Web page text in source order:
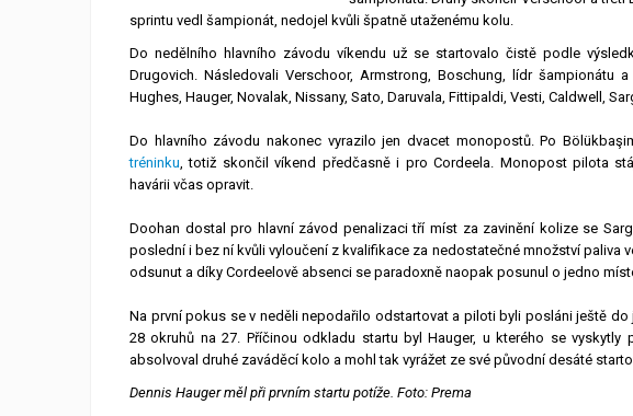
sprintu vedl šampionát, nedojel kvůli špatně utaženému kolu.
Do nedělního hlavního závodu víkendu už se startovalo čistě podle
Drugovich. Následovali Verschoor, Armstrong, Boschung, lídr šampionátu a
Hughes, Hauger, Novalak, Nissany, Sato, Daruvala, Fittipaldi, Vesti, Caldwell,
Do hlavního závodu nakonec vyrazilo jen dvacet monopostů. Po
tréninku, totiž skončil víkend předčasně i pro Cordeela. Monopost pilota
havárii včas opravit.
Doohan dostal pro hlavní závod penalizaci tří míst za zavinění kolize se
poslední i bez ní kvůli vyloučení z kvalifikace za nedostatečné množství paliva
odsunut a díky Cordeelově absenci se paradoxně naopak posunul o jedno
Na první pokus se v neděli nepodařilo odstartovat a piloti byli posláni ještě
28 okruhů na 27. Příčinou odkladu startu byl Hauger, u kterého se
absolvoval druhé zaváděcí kolo a mohl tak vyrážet ze své původní desáté
Dennis Hauger měl při prvním startu potíže. Foto: Prema